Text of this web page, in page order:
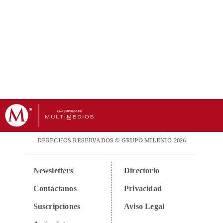
DERECHOS RESERVADOS © GRUPO MILENIO 2026
Newsletters
Contáctanos
Suscripciones
Directorio
Privacidad
Aviso Legal